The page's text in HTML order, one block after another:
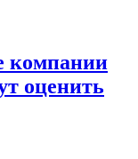
компании
оценить